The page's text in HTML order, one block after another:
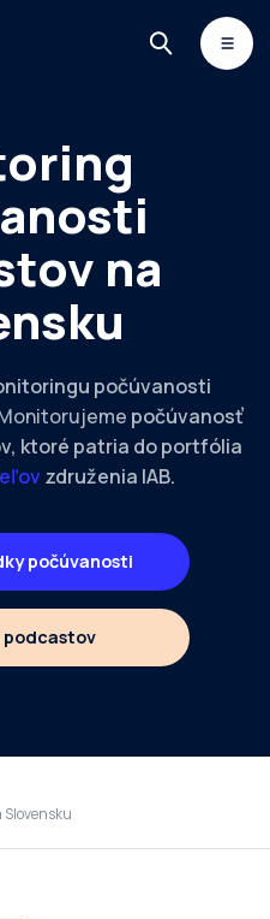
NEWSLETTER
na
počúvanosti
počúvanosť
ktoré patria do portfólia
združenia IAB.
počúvanosti
podcastov